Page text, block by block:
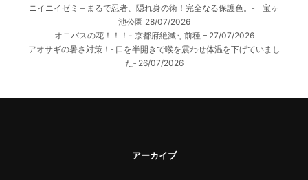
ニイニイゼミ – まるで忍者、隠れ身の術！完全なる保護色。‐ 宝ヶ
池公園 28/07/2026
オニバスの花！！！- 京都府絶滅寸前種 – 27/07/2026
アオサギの暑さ対策！‐ 口を半開きで喉を震わせ体温を下げていまし
た‐ 26/07/2026
アーカイブ